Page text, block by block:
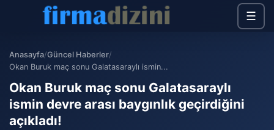
☰
Anasayfa/Güncel Haberler/
Okan Buruk maç sonu Galatasaraylı ismin...
Okan Buruk maç sonu Galatasaraylı
ismin devre arası baygınlık geçirdiğini
açıkladı!